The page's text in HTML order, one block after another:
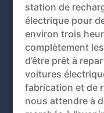
station de
électrique pour
environ trois
complètement
d’être prêt à
voitures
fabrication et de
nous attendre à